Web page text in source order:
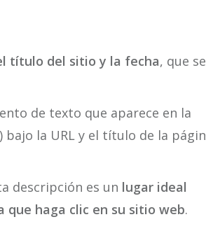
título del sitio y la fecha, que se
de texto que aparece en la
bajo la URL y el título de la
descripción es un lugar ideal
haga clic en su sitio web.